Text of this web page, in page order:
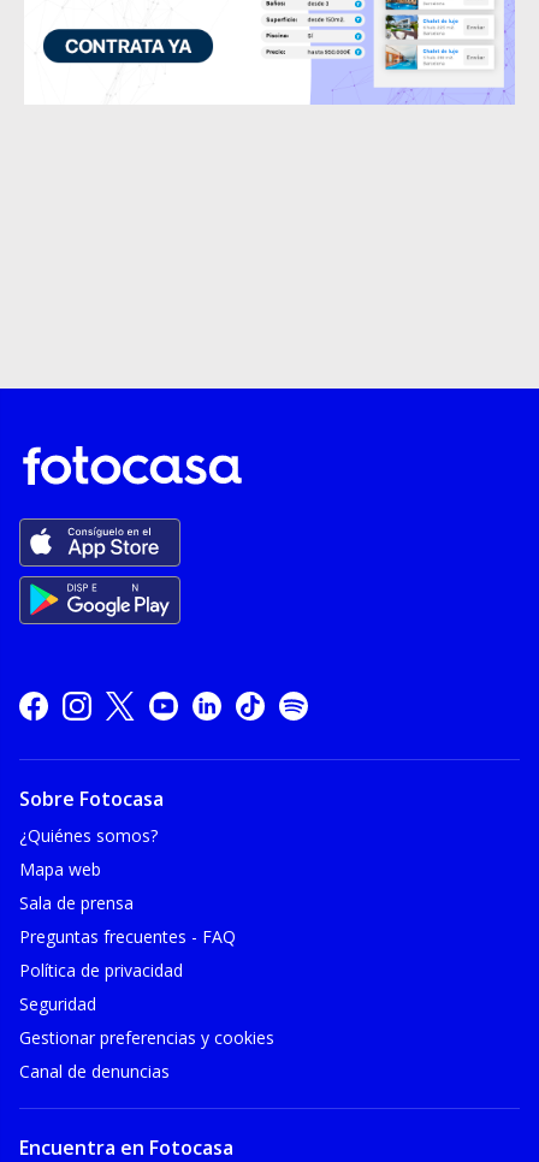
Sobre Fotocasa
¿Quiénes somos?
Mapa web
Sala de prensa
Preguntas frecuentes - FAQ
Política de privacidad
Seguridad
Gestionar preferencias y cookies
Canal de denuncias
Encuentra en Fotocasa